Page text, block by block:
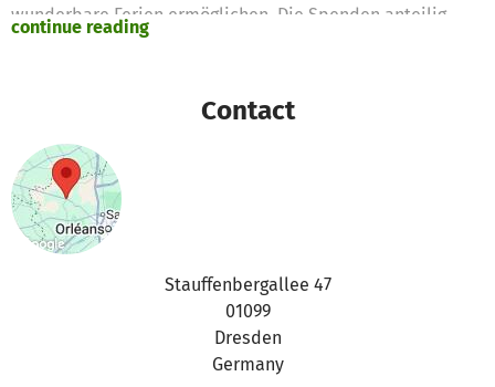
wunderbare Ferien ermöglichen. Die Spenden anteilig
wurden z.B. für Übernachtungskosten, Reisekosten,
continue reading
Contact
Stauffenbergallee 47
01099
Dresden
Germany